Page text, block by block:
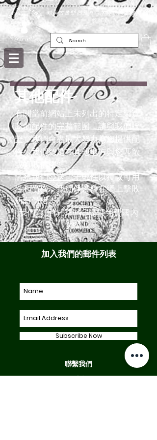
精美古董樂器及其弓的經銷商，修復者和
收藏者
其他配件-
有關當前網站上未列出的特定製造
商的配件的完整範圍，請與我們聯
繫，我們會盡最大努力為您提供配
件，我們總是在其他地方與您匹敵
或打敗價格。
請給我們發送電子郵件以獲取可用
性和價格，我們保證會在網上擊敗
所有價格！
我們為所有STRING提供免費國內
郵寄！
加入我們的郵件列表
Subscribe Now
聯繫我們
運送與退貨